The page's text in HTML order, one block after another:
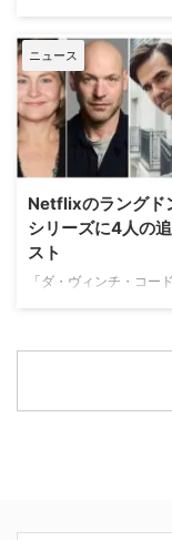
ン。そしてスタジオは
フランス発の大人気心
マ『プロファイリング
捜査課』のファイナル
（シーズン10・全8話
ションチャンネルにて
（土）18時より独占日
れることが決定。これ
ファンに愛された人気
ーたちにフォーカスし
「プロファイリング」セ
ンも8月8日（土）より4
放送される。 新ヒロイ
ザの登場と波乱の最終
ファイラーとパリ司法
ニュース
Netflixのラングド
シリーズに4人の
スト
「ダ・ヴィンチ・コー
ン教授シリーズ最新作
ラマ化をNetflixが進め
は、当サイトで以前お